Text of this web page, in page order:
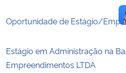
Banco Central do Brasil
Oportunidade de Estágio/
Estágio em Administração na
Empreendimentos LTDA